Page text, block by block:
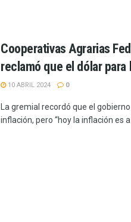
Cooperativas Agrarias
reclamó que el dólar
10 ABRIL 2024 0
La gremial recordó que el
inflación, pero “hoy la inflación es a